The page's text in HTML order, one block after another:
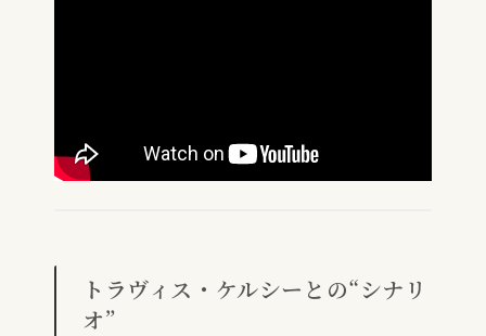
トラヴィス・ケルシーとの“シナリ
オ”